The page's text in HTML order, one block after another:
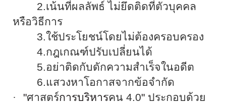
2.เน้นที่ผลลัพธ์ ไม่ยึดติดที่ตัวบุคคล
หรือวิธีการ
3.ใช้ประโยชน์โดยไม่ต้องครอบครอง
4.กฎเกณฑ์ปรับเปลี่ยนได้
5.อย่าติดกับดักความสำเร็จในอดีต
6.แสวงหาโอกาสจากข้อจำกัด
·
"ศาสตร์การบริหารคน 4.0" ประกอบด้วย